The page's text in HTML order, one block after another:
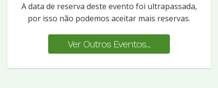
A data de reserva deste evento foi ultrapassada,
por isso não podemos aceitar mais reservas.
Ver Outros Eventos...